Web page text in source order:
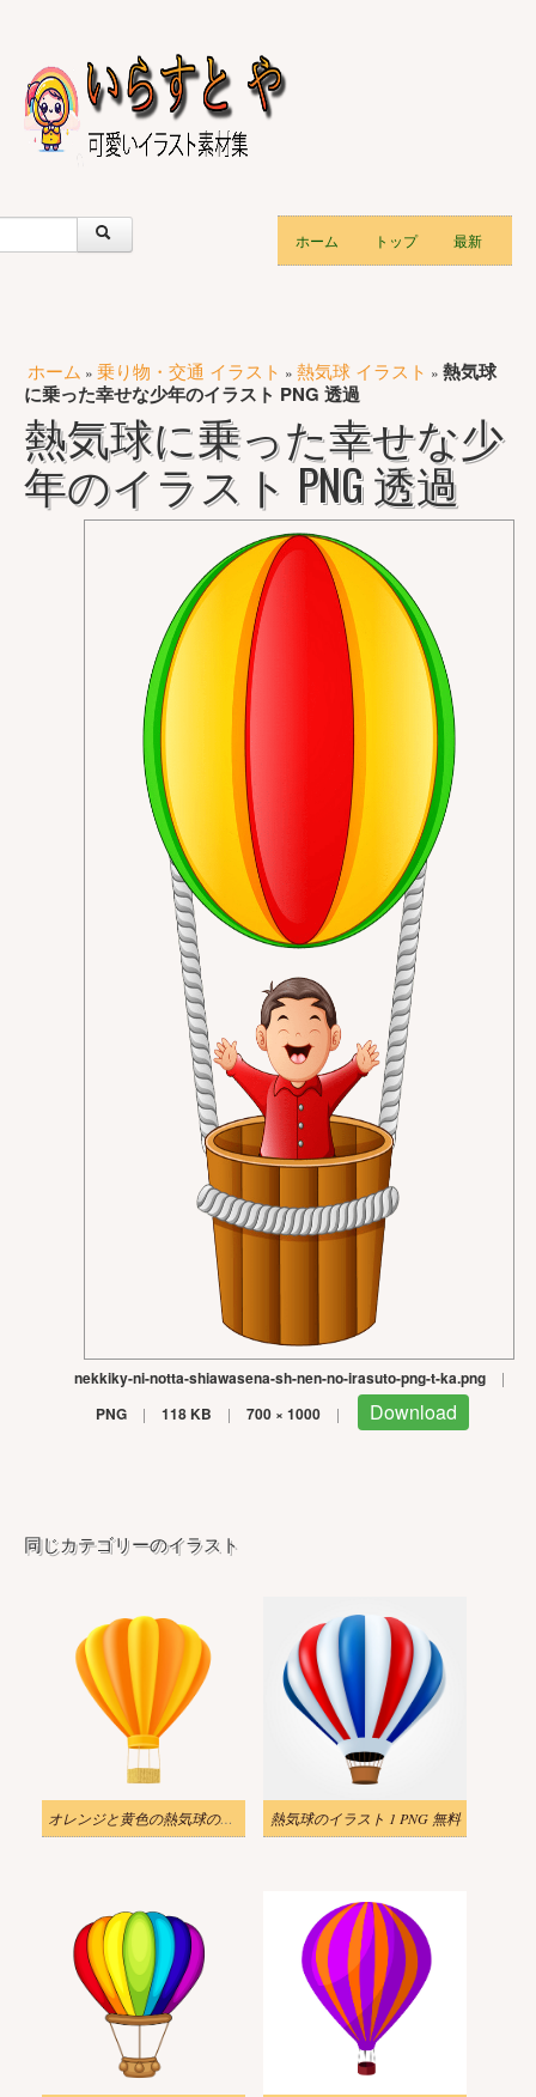
ホーム トップ 最新
ホーム » 乗り物・交通 イラスト » 熱気球 イラスト » 熱気球
に乗った幸せな少年のイラスト PNG 透過
熱気球に乗った幸せな少
年のイラスト PNG 透過
nekkiky-ni-notta-shiawasena-sh-nen-no-irasuto-png-t-ka.png |
PNG | 118 KB | 700 × 1000 | Download
同じカテゴリーのイラスト
オレンジと黄色の熱気球のイラスト png 熱気球のイラスト 1 PNG 無料